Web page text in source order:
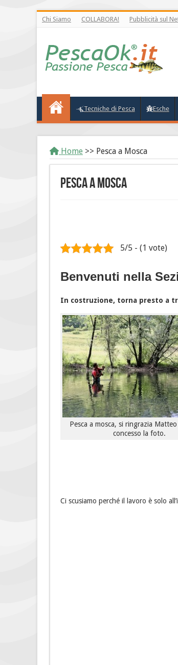
Chi Siamo COLLABORA! Pubblicità sul
Tecniche di Pesca Esche
Home >> Pesca a Mosca
Pesca a Mosca
5/5 - (1 vote)
Benvenuti nella
In costruzione, torna presto a
Pesca a mosca, si ringrazia
concesso la foto.
Ci scusiamo perché il lavoro è solo